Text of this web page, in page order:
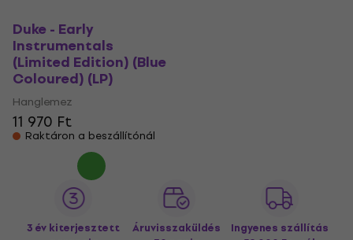
Duke - Early
Instrumentals
(Limited Edition) (Blue
Coloured) (LP)
Hanglemez
11 970 Ft
Raktáron a beszállítónál
3 év kiterjesztett
Áruvisszaküldés
Ingyenes szállítás